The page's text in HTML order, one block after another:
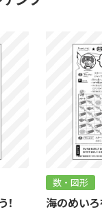
数・図形
海のめいろ